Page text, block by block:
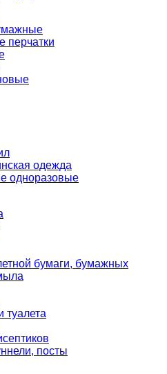
перчатки
одежда
одноразовые
бумаги, бумажных
туалета
посты